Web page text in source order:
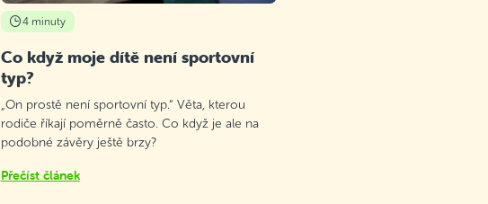
4 minuty
Co když moje dítě není sportovní
typ?
„On prostě není sportovní typ.“ Věta, kterou
rodiče říkají poměrně často. Co když je ale na
podobné závěry ještě brzy?
Přečíst článek